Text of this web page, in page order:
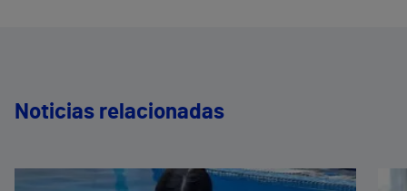
Noticias relacionadas